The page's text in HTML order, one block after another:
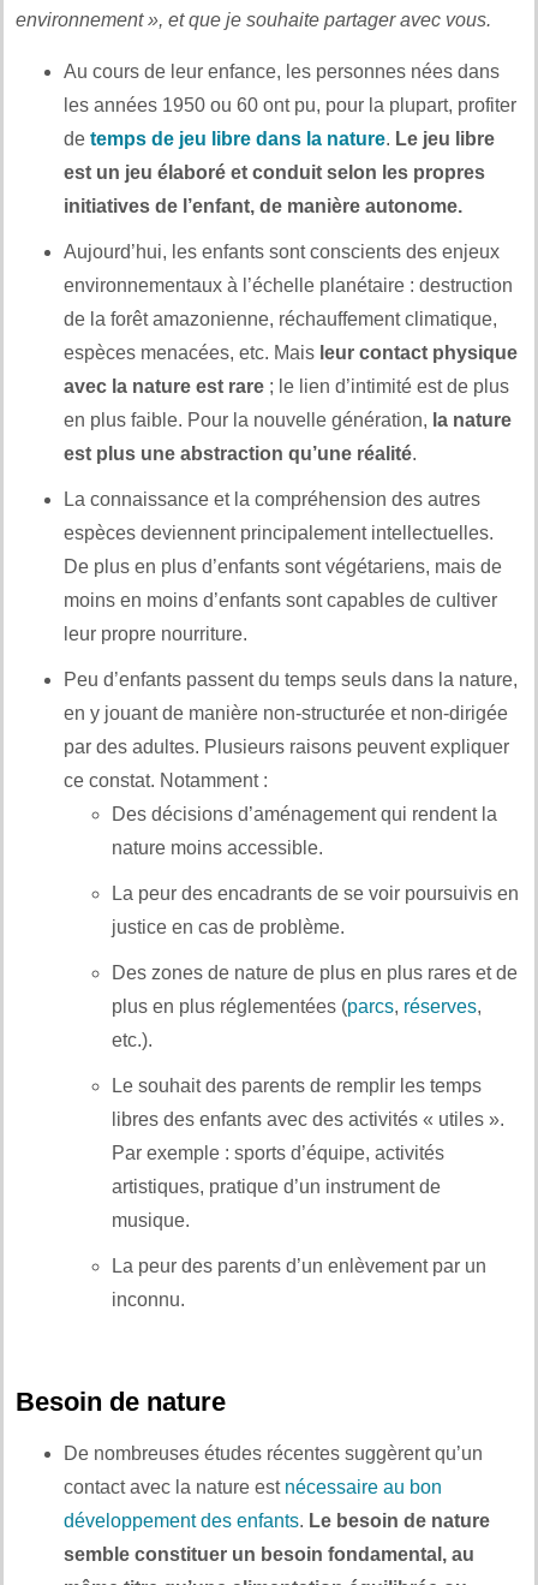
environnement », et que je souhaite partager avec vous.
Au cours de leur enfance, les personnes nées dans
les années 1950 ou 60 ont pu, pour la plupart, profiter
de temps de jeu libre dans la nature. Le jeu libre
est un jeu élaboré et conduit selon les propres
initiatives de l’enfant, de manière autonome.
Aujourd’hui, les enfants sont conscients des enjeux
environnementaux à l’échelle planétaire : destruction
de la forêt amazonienne, réchauffement climatique,
espèces menacées, etc. Mais leur contact physique
avec la nature est rare ; le lien d’intimité est de plus
en plus faible. Pour la nouvelle génération, la nature
est plus une abstraction qu’une réalité.
La connaissance et la compréhension des autres
espèces deviennent principalement intellectuelles.
De plus en plus d’enfants sont végétariens, mais de
moins en moins d’enfants sont capables de cultiver
leur propre nourriture.
Peu d’enfants passent du temps seuls dans la nature,
en y jouant de manière non-structurée et non-dirigée
par des adultes. Plusieurs raisons peuvent expliquer
ce constat. Notamment :
Des décisions d’aménagement qui rendent la
nature moins accessible.
La peur des encadrants de se voir poursuivis en
justice en cas de problème.
Des zones de nature de plus en plus rares et de
plus en plus réglementées (parcs, réserves,
etc.).
Le souhait des parents de remplir les temps
libres des enfants avec des activités « utiles ».
Par exemple : sports d’équipe, activités
artistiques, pratique d’un instrument de
musique.
La peur des parents d’un enlèvement par un
inconnu.
Besoin de nature
De nombreuses études récentes suggèrent qu’un
contact avec la nature est nécessaire au bon
développement des enfants. Le besoin de nature
semble constituer un besoin fondamental, au